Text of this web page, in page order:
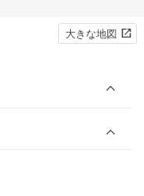
大きな地図